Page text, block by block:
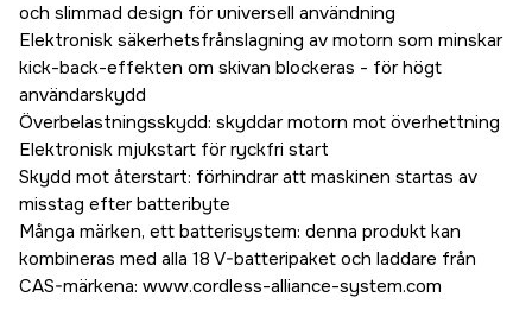
och slimmad design för universell användning
Elektronisk säkerhetsfrånslagning av motorn som minskar
kick-back-effekten om skivan blockeras - för högt
användarskydd
Överbelastningsskydd: skyddar motorn mot överhettning
Elektronisk mjukstart för ryckfri start
Skydd mot återstart: förhindrar att maskinen startas av
misstag efter batteribyte
Många märken, ett batterisystem: denna produkt kan
kombineras med alla 18 V-batteripaket och laddare från
CAS-märkena: www.cordless-alliance-system.com